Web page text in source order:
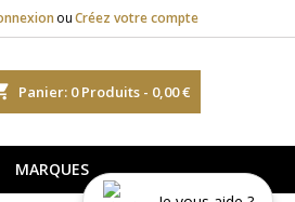
ouCréez votre compte
Panier: 0Produits - 0,00 €
MARQUES